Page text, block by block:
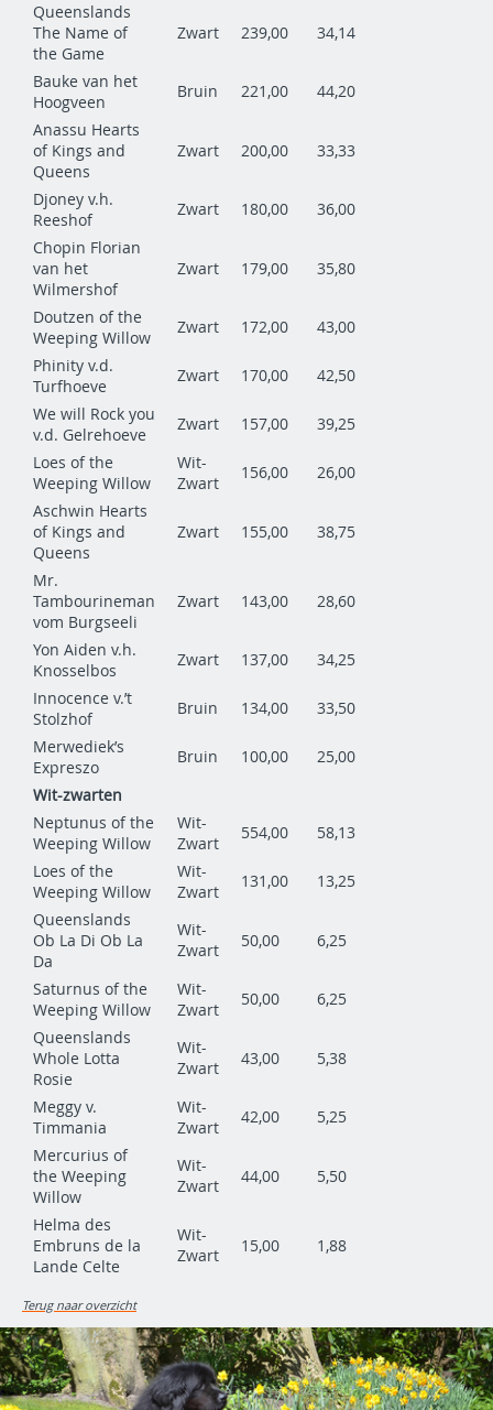
Queenslands
The Name of
the Game
Zwart 239,00 34,14
Bauke van het
Hoogveen
Bruin 221,00
44,20
Anassu Hearts
of Kings and
Queens
Zwart 200,00 33,33
Djoney v.h.
Reeshof
Zwart 180,00
36,00
Chopin Florian
van het
Wilmershof
Zwart 179,00 35,80
Doutzen of the
Weeping Willow
Zwart 172,00
43,00
Phinity v.d.
Turfhoeve
Zwart 170,00
42,50
We will Rock you
v.d. Gelrehoeve
Zwart 157,00
39,25
Loes of the
Weeping Willow
Wit-
Zwart
156,00
26,00
Aschwin Hearts
of Kings and
Queens
Zwart 155,00 38,75
Mr.
Tambourineman
vom Burgseeli
Zwart 143,00 28,60
Yon Aiden v.h.
Knosselbos
Zwart 137,00
34,25
Innocence v.’t
Stolzhof
Bruin 134,00
33,50
Merwediek’s
Expreszo
Bruin 100,00
25,00
Wit-zwarten
Neptunus of the
Weeping Willow
Wit-
Zwart
554,00
58,13
Loes of the
Weeping Willow
Wit-
Zwart
131,00
13,25
Queenslands
Ob La Di Ob La
Da
Wit-
Zwart
50,00 6,25
Saturnus of the
Weeping Willow
Wit-
Zwart
50,00
6,25
Queenslands
Whole Lotta
Rosie
Wit-
Zwart
43,00 5,38
Meggy v.
Timmania
Wit-
Zwart
42,00
5,25
Mercurius of
the Weeping
Willow
Wit-
Zwart
44,00 5,50
Helma des
Embruns de la
Lande Celte
Wit-
Zwart
15,00 1,88
Terug naar overzicht